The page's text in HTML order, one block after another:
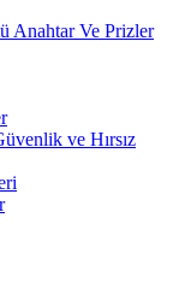
Anahtar Ve Prizler
ve Hırsız